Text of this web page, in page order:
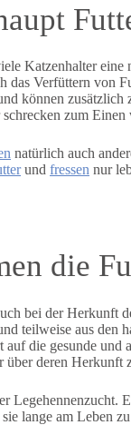
Katzenhalter eine
das Verfüttern von
können zusätzlich
zum
natürlich auch
und fressen nur
die
bei der Herkunft
teilweise aus den
auf die gesunde
über deren Herkunft
Legehennenzucht.
lange am Leben